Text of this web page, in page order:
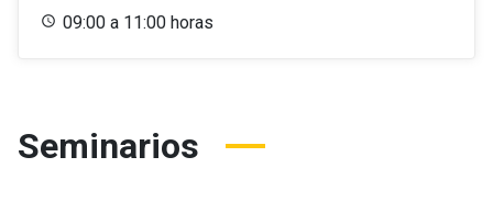
09:00 a 11:00 horas
Seminarios